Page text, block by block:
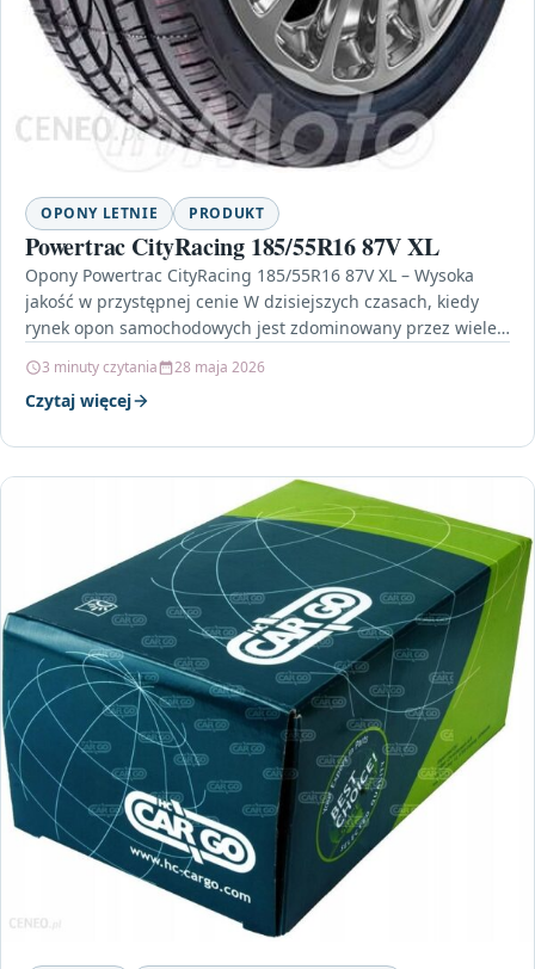
OPONY LETNIE PRODUKT
Powertrac CityRacing 185/55R16 87V XL
Opony Powertrac CityRacing 185/55R16 87V XL – Wysoka
jakość w przystępnej cenie W dzisiejszych czasach, kiedy
rynek opon samochodowych jest zdominowany przez wiele
3 minuty czytania 28 maja 2026
Czytaj więcej